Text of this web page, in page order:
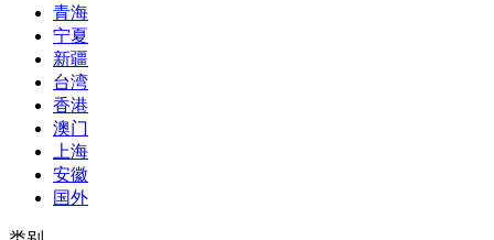
青海
宁夏
新疆
台湾
香港
澳门
上海
安徽
国外